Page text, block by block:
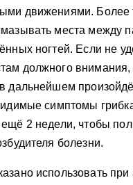
движениями. Более
места между
ногтей. Если не
должного внимания,
дальнейшем
симптомы
2 недели, чтобы
болезни.
использовать при